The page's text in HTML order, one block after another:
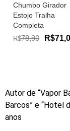
Chumbo Girador
Estojo Tralha
Completa
R$78,90
Autor de “Vapor
Barcos” e “Hotel
anos